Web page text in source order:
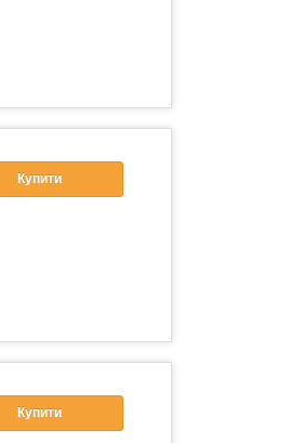
Купити
Купити